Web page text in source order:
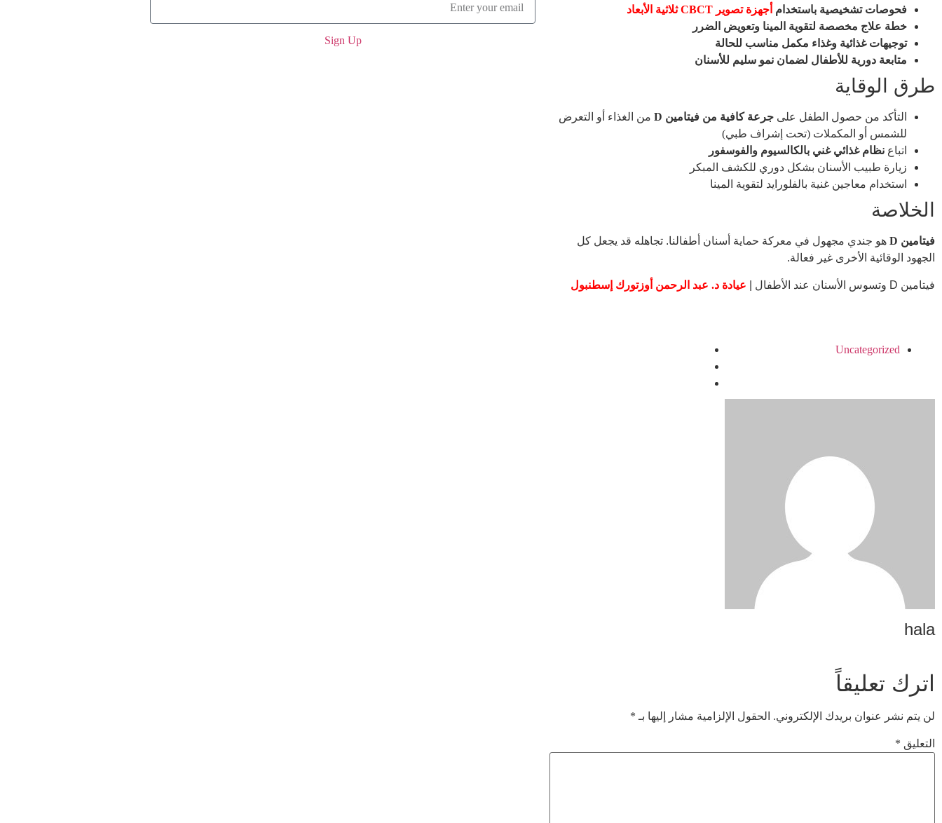
فحوصات تشخيصية باستخدام أجهزة تصوير CBCT ثلاثية الأبعاد
خطة علاج مخصصة لتقوية المينا وتعويض الضرر
توجيهات غذائية وغذاء مكمل مناسب للحالة
متابعة دورية للأطفال لضمان نمو سليم للأسنان
طرق الوقاية
التأكد من حصول الطفل على جرعة كافية من فيتامين D
من الغذاء أو التعرض
للشمس أو المكملات (تحت إشراف طبي)
اتباع نظام غذائي غني بالكالسيوم والفوسفور
زيارة طبيب الأسنان بشكل دوري للكشف المبكر
استخدام معاجين غنية بالفلورايد لتقوية المينا
الخلاصة
فيتامين D
هو جندي مجهول في معركة حماية أسنان أطفالنا. تجاهله قد يجعل كل
الجهود الوقائية الأخرى غير فعالة.
فيتامين D وتسوس الأسنان عند الأطفال | عيادة د. عبد الرحمن أوزتورك إسطنبول
Uncategorized
hala
اترك تعليقاً
لن يتم نشر عنوان بريدك الإلكتروني. الحقول الإلزامية مشار إليها بـ *
التعليق *
Sign Up